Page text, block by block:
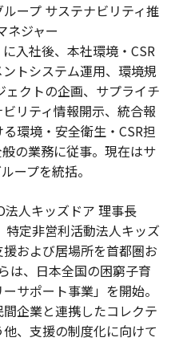
ープ サステナビリティ推
ネジャー
入社後、本社環境・CSR
トシステム運用、環境規
クトの企画、サプライチ
リティ情報開示、統合報
環境・安全衛生・CSR担
の業務に従事。現在はサ
ープを統括。
人キッズドア 理事長
定非営利活動法人キッズ
および居場所を首都圏お
は、日本全国の困窮子育
サポート事業」を開始。
企業と連携したコレクテ
、支援の制度化に向けて